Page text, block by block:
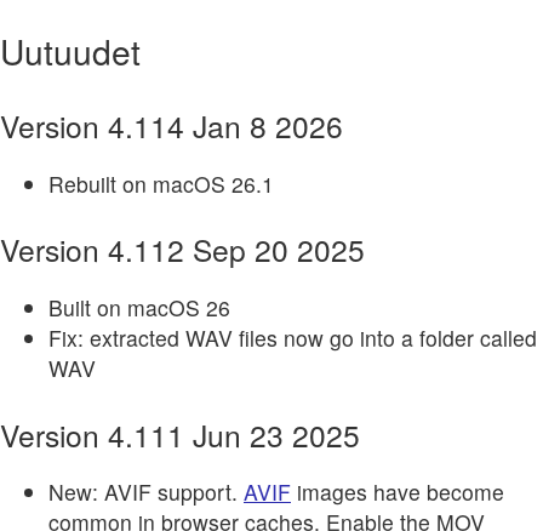
Uutuudet
Version 4.114 Jan 8 2026
Rebuilt on macOS 26.1
Version 4.112 Sep 20 2025
Built on macOS 26
Fix: extracted WAV files now go into a folder called
WAV
Version 4.111 Jun 23 2025
New: AVIF support. AVIF images have become
common in browser caches. Enable the MOV